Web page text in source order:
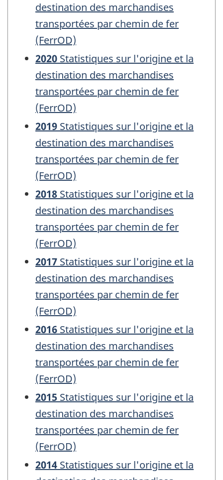
destination des marchandises
transportées par chemin de fer
(FerrOD)
2020 Statistiques sur l'origine et la
destination des marchandises
transportées par chemin de fer
(FerrOD)
2019 Statistiques sur l'origine et la
destination des marchandises
transportées par chemin de fer
(FerrOD)
2018 Statistiques sur l'origine et la
destination des marchandises
transportées par chemin de fer
(FerrOD)
2017 Statistiques sur l'origine et la
destination des marchandises
transportées par chemin de fer
(FerrOD)
2016 Statistiques sur l'origine et la
destination des marchandises
transportées par chemin de fer
(FerrOD)
2015 Statistiques sur l'origine et la
destination des marchandises
transportées par chemin de fer
(FerrOD)
2014 Statistiques sur l'origine et la